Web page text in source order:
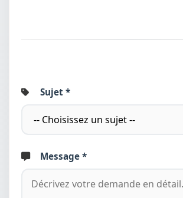
Sujet *
Message *